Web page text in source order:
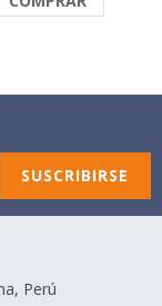
SUSCRIBIRSE
Perú